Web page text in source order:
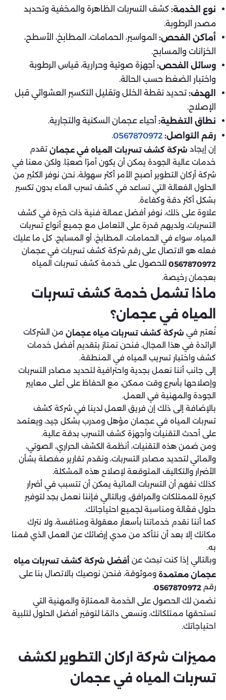
نوع الخدمة: كشف التسربات الظاهرة والمخفية وتحديد
مصدر الرطوبة.
أماكن الفحص: المواسير، الحمامات، المطابخ، الأسطح،
الخزانات والمسابح.
وسائل الفحص: أجهزة صوتية وحرارية، قياس الرطوبة
واختبار الضغط حسب الحالة.
الهدف: تحديد نقطة الخلل وتقليل التكسير العشوائي قبل
الإصلاح.
نطاق التغطية: أحياء عجمان السكنية والتجارية.
رقم التواصل: 0567870972
.
إن إيجاد شركة كشف تسربات المياه في عجمان تقدم
خدمات عالية الجودة يمكن أن يكون أمرًا صعبًا. ولكن معنا في
شركة أركان التطوير أصبح الأمر أكثر سهولة، نحن نوفر الكثير من
الحلول الفعالة التي تساعد في كشف تسرب الماء بدون تكسير
بشكل أكثر دقة وكفاءة.
علاوة على ذلك، نوفر أفضل عمالة فنية ذات خبرة في كشف
التسربات، ولديهم قدرة على التعامل مع جميع أنواع تسربات
المياه، سواء في الحمامات، المطابخ، أو المسابح. كل ما عليك
فعله هو الاتصال على رقم شركة كشف تسربات في عجمان
0567870972 للحصول على خدمة كشف تسربات المياه
بعجمان رخيصة.
ماذا تشمل خدمة كشف تسربات
المياه في عجمان؟
نُعتبر في شركة كشف تسربات مياه عجمان من الشركات
الرائدة في هذا المجال، فنحن نمتاز بتقديم أفضل خدمات
كشف واختبار تسريب المياه في المنطقة.
إلى جانب أننا نعمل بجدية واحترافية لتحديد مصادر التسربات
وإصلاحها بأسرع وقت ممكن، مع الحفاظ على أعلى معايير
الجودة والمهنية في العمل.
بالإضافة إلى ذلك إن فريق العمل لدينا في شركة كشف
تسربات المياه في عجمان مؤهل ومدرب بشكل جيد، ويعتمد
على أحدث التقنيات وأجهزة كشف التسرب بدقة عالية.
ومن ضمن هذه التقنيات، أنظمة الكشف الحراري، الصوتي،
والمائي لتحديد مصادر التسربات، ونقدم تقارير مفصلة بشأن
الأضرار والتكاليف المتوقعة لإصلاح هذه المشكلة.
كذلك نفهم أن التسربات المائية يمكن أن تتسبب في أضرار
كبيرة للممتلكات والمرافق. وبالتالي فإننا نعمل بجد لتوفير
حلول فعّالة ومناسبة لجميع احتياجاتك.
كما أننا نقدم خدماتنا بأسعار معقولة ومنافسة، ولا نترك
مكانك إلا بعد أن نتأكد من مدي إرضائك عن العمل الذي قمنا
به.
وبالتالي إذا كنت تبحث عن أفضل شركة كشف تسربات مياه
عجمان معتمدة وموثوقة، فنحن نوصيك بالاتصال بنا على
رقم 0567870972
.
نضمن لك الحصول على الخدمة الممتازة والمهنية التي
تستحقها ممتلكاتك، ونسعى دائمًا لتوفير أفضل الحلول لتلبية
احتياجاتك.
مميزات شركة اركان التطوير لكشف
تسربات المياه في عجمان